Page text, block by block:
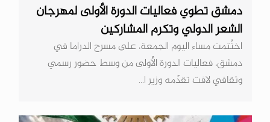
دمشق تطوي فعاليات الدورة الأولى لمهرجان
الشعر الدولي وتكرم المشاركين
اختُتمت مساء اليوم الجمعة، على مسرح الدراما في
دمشق، فعاليات الدورة الأولى من وسط حضور رسمي
وثقافي لافت تقدّمه وزير ا...